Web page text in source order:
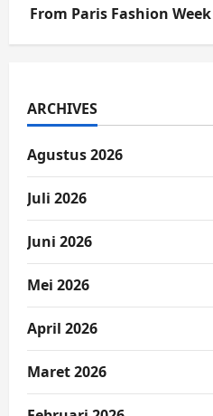
From Paris Fashion
ARCHIVES
Agustus 2026
Juli 2026
Juni 2026
Mei 2026
April 2026
Maret 2026